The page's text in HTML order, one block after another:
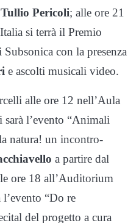
Tullio Pericoli; alle ore 21
si terrà il Premio
Subsonica con la presenza
e ascolti musicali video.
alle ore 12 nell’Aula
sarà l’evento “Animali
natura! un incontro-
a partire dal
ore 18 all’Auditorium
“Do re
del progetto a cura